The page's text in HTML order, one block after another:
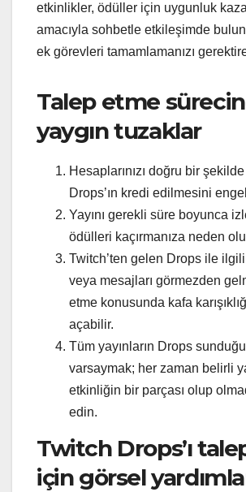
etkinlikler, ödüller için uygunluk
amacıyla sohbetle etkileşimde
ek görevleri tamamlamanızı
Talep etme
yaygın tuzaklar
Hesaplarınızı doğru bir
Drops’ın kredi edilmesini
Yayını gerekli süre boyunca
ödülleri kaçırmanıza neden
Twitch’ten gelen Drops ile
veya mesajları görmezden
etme konusunda kafa
açabilir.
Tüm yayınların Drops
varsaymak; her zaman belirli
etkinliğin bir parçası olup
edin.
Twitch Drops’ı
için görsel